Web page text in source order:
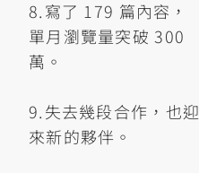
8.寫了 179 篇內容，
單月瀏覽量突破 300
萬。
9.失去幾段合作，也迎
來新的夥伴。